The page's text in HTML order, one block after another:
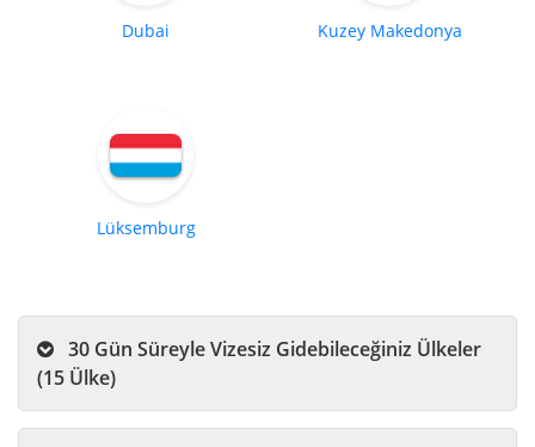
Dubai Kuzey Makedonya
Lüksemburg
(15 Ülke)